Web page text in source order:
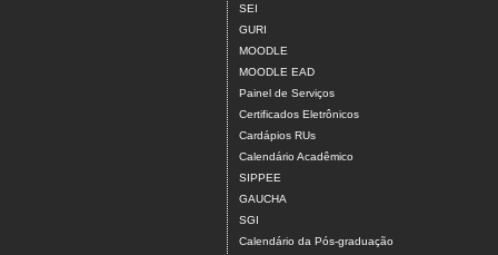
SEI
GURI
MOODLE
MOODLE EAD
Painel de Serviços
Certificados Eletrônicos
Cardápios RUs
Calendário Acadêmico
SIPPEE
GAUCHA
SGI
Calendário da Pós-graduação